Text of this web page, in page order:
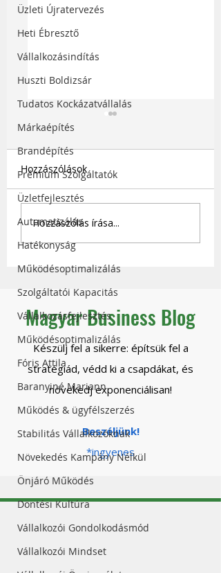
Üzleti Újratervezés
Heti Ébresztő
Vállalkozásindítás
Huszti Boldizsár
Tudatos Kockázatvállalás
Márkaépítés
Brandépítés
Prémium Szolgáltatók
Üzletfejlesztés
Automatizálás
Hatékonyság
Működésoptimalizálás
Szolgáltatói Kapacitás
Vállalkozásfejlesztés
Működésoptimalizálás
Fóris Attila
Baranyiné Mariann
Működés & ügyfélszerzés
Stabilitás Vállalkozóknak
Növekedés Kampány Nélkül
Önjáró Működés
Döntési Kultúra
Vállalkozói Gondolkodásmód
Vállalkozói Mindset
Hozz jobb döntéseket,
Hozzászólások
Hozzászólás írása...
Magyar Business Blog
Készülj fel a sikerre: építsük fel a
stratégiád, védd ki a csapdákat, és
növekedj exponenciálisan!
Beszéljünk!
*ingyenes